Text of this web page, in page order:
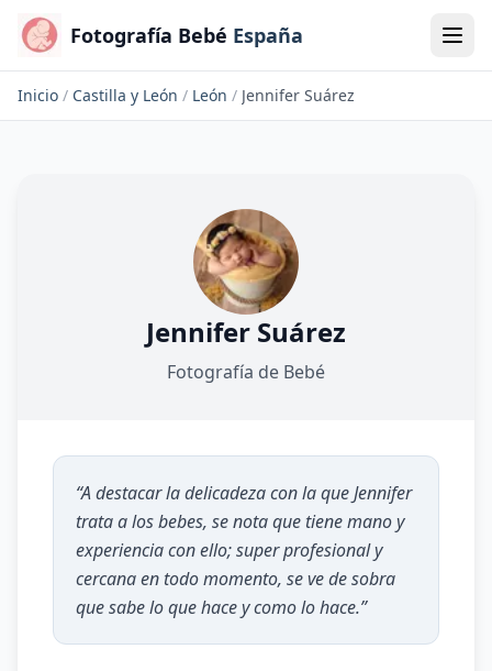
Fotografía Bebé España
Inicio / Castilla y León / León / Jennifer Suárez
Jennifer Suárez
Fotografía de Bebé
“A destacar la delicadeza con la que Jennifer
trata a los bebes, se nota que tiene mano y
experiencia con ello; super profesional y
cercana en todo momento, se ve de sobra
que sabe lo que hace y como lo hace.”